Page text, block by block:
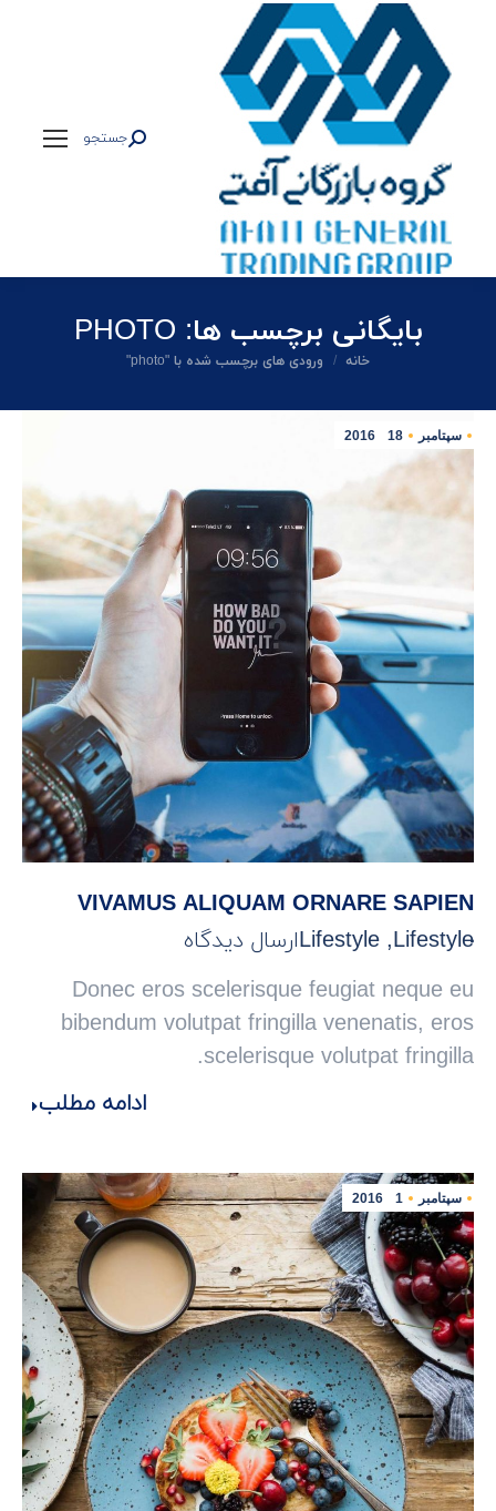
جستجو:
جستجو
بایگانی برچسب ها: PHOTO
شما اینجا هستید:
خانه ورودی های برچسب شده با "photo"
سپتامبر 18
2016
VIVAMUS ALIQUAM ORNARE SAPIEN
Lifestyle
,
Lifestyleارسال دیدگاه
Donec eros scelerisque feugiat neque eu
bibendum volutpat fringilla venenatis, eros
scelerisque volutpat fringilla.
ادامه مطلب
سپتامبر 1
2016